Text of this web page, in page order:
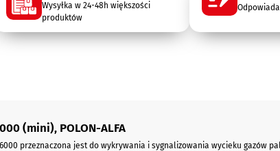
Wysyłka w 24-48h większości
produktów
(mini), POLON-ALFA
przeznaczona jest do wykrywania i sygnalizowania wycieku gazów